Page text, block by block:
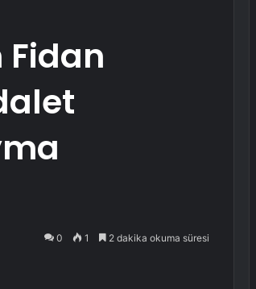
Fidan
0 1 2 dakika okuma süresi